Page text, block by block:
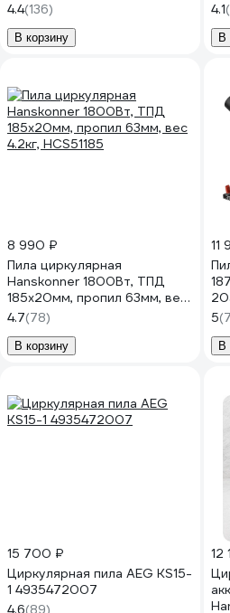
4.4(136)
В корзину
4.1
В
8 990 ₽
Пила циркулярная
Hanskonner 1800Вт, ТПД
185х20мм, пропил 63мм, вес
4.2кг, HCS51185
4.7(78)
В корзину
11
5
В
15 700 ₽
Циркулярная пила AEG KS15-
1 4935472007
4.6(89)
12